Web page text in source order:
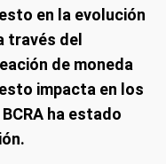
en la evolución
través del
de moneda
impacta en los
ha estado